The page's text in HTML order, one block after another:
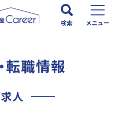
検索 メニュー
転職情報
人